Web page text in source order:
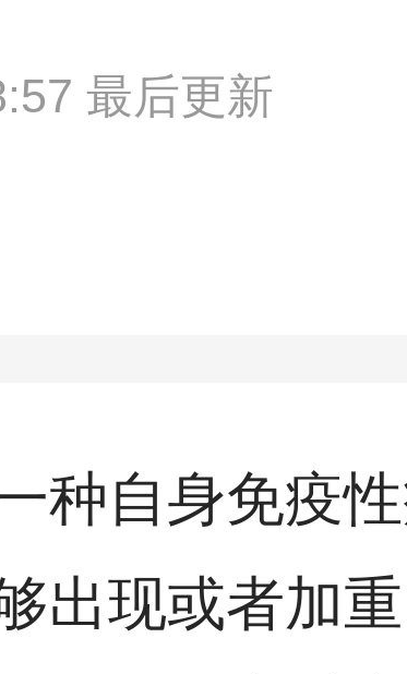
最后更新
种自身免疫
出现或者加